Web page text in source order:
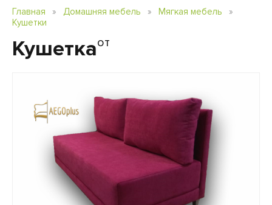
Главная » Домашняя мебель » Мягкая мебель
»
Кушетки
Кушеткаот